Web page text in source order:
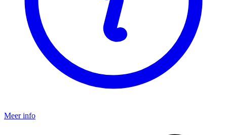
Meer info